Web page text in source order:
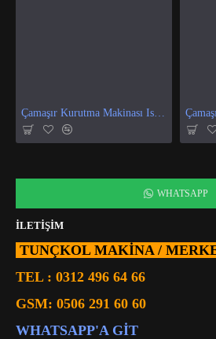
WHATSAPP
İLETİŞİM
TUNÇKOL MAKİNA /
TEL : 0312 496 64 66
GSM: 0506 291 60 60
WHATSAPP'A GIT